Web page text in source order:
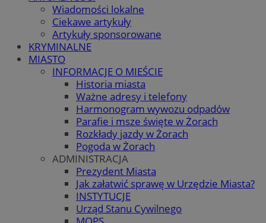
Wiadomości lokalne
Ciekawe artykuły
Artykuły sponsorowane
KRYMINALNE
MIASTO
INFORMACJE O MIEŚCIE
Historia miasta
Ważne adresy i telefony
Harmonogram wywozu odpadów
Parafie i msze święte w Żorach
Rozkłady jazdy w Żorach
Pogoda w Żorach
ADMINISTRACJA
Prezydent Miasta
Jak załatwić sprawę w Urzędzie Miasta?
INSTYTUCJE
Urząd Stanu Cywilnego